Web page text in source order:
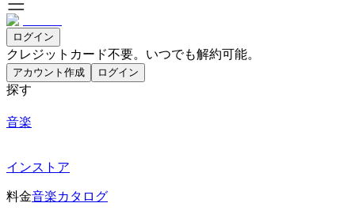
ログイン
クレジットカード不要。いつでも解約可能。
アカウント作成 ログイン
探す
音楽
インストア
料金音楽カタログ